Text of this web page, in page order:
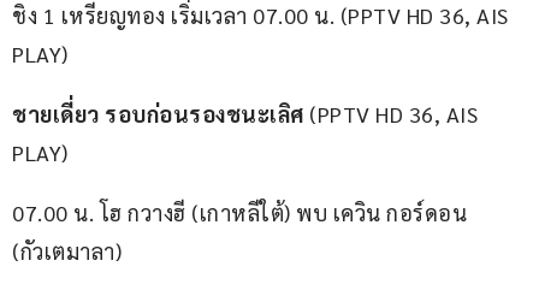
ชิง 1 เหรียญทอง เริ่มเวลา 07.00 น. (PPTV HD 36, AIS
PLAY)
ชายเดี่ยว รอบก่อนรองชนะเลิศ (PPTV HD 36, AIS
PLAY)
07.00 น. โฮ กวางฮี (เกาหลีใต้) พบ เควิน กอร์ดอน
(กัวเตมาลา)